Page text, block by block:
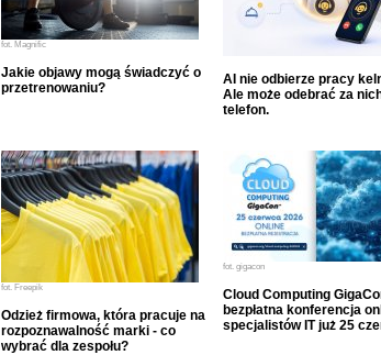
fot. Magnific
Jakie objawy mogą świadczyć o
przetrenowaniu?
AI nie odbierze pracy
Ale może odebrać za
telefon.
fot. Freepik
Odzież firmowa, która pracuje na
rozpoznawalność marki - co
wybrać dla zespołu?
fot. gigacon
Cloud Computing
bezpłatna konferencja
specjalistów IT już 25